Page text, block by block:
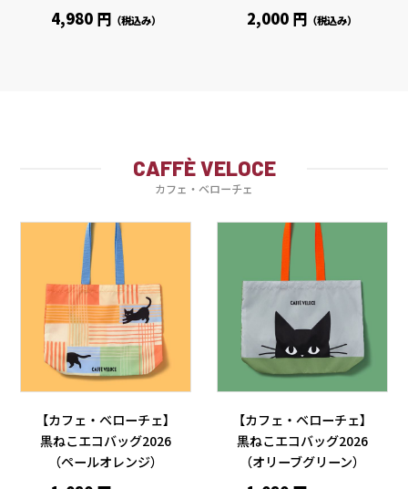
4,980 円 （税込み） 2,000 円 （税込み）
CAFFÈ VELOCE
カフェ・ベローチェ
【カフェ・ベローチェ】
黒ねこエコバッグ2026
（ペールオレンジ）
【カフェ・ベローチェ】
黒ねこエコバッグ2026
（オリーブグリーン）